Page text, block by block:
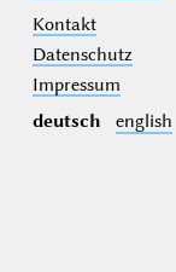
Kontakt
Datenschutz
Impressum
deutsch
english